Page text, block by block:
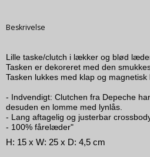
Beskrivelse
Lille taske/clutch i lækker og blød
Tasken er dekoreret med den
Tasken lukkes med klap og magnetisk
- Indvendigt: Clutchen fra Depeche
desuden en lomme med lynlås.
- Lang aftagelig og justerbar
- 100% fårelæder"
H: 15 x W: 25 x D: 4,5 cm